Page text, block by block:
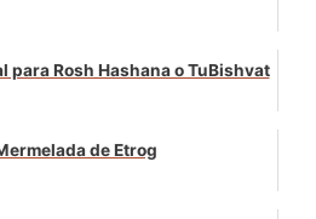
para Rosh Hashana o TuBishvat
de Etrog